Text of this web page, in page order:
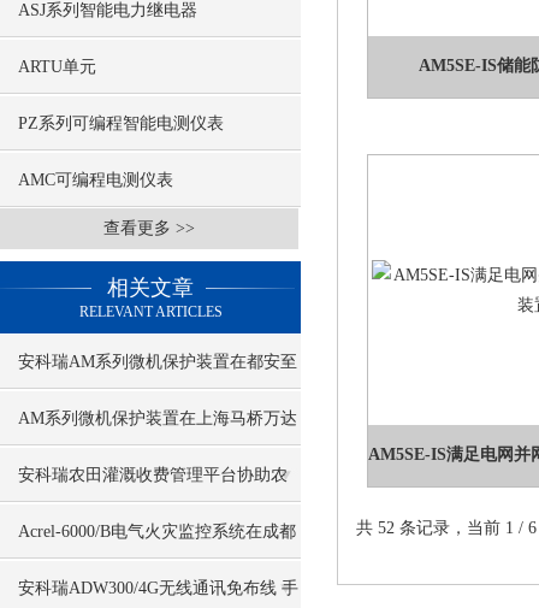
ASJ系列智能电力继电器
ARTU单元
PZ系列可编程智能电测仪表
AMC可编程电测仪表
查看更多 >>
相关文章
RELEVANT ARTICLES
安科瑞AM系列微机保护装置在都安至
巴马高速公路配电工程项目的应用
AM系列微机保护装置在上海马桥万达
广场配电工程中的设计与应用
安科瑞农田灌溉收费管理平台协助农
业绿色低碳发展
Acrel-6000/B电气火灾监控系统在成都
车站项目的应用
安科瑞ADW300/4G无线通讯免布线 手
AM5SE-IS储能
共 52 条记录，当前 1